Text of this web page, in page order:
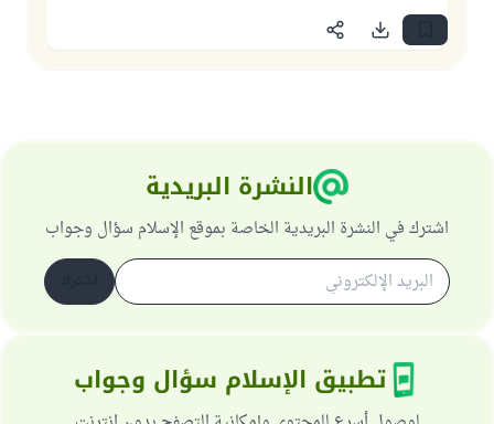
النشرة البريدية
اشترك في النشرة البريدية الخاصة بموقع الإسلام سؤال وجواب
تطبيق الإسلام سؤال وجواب